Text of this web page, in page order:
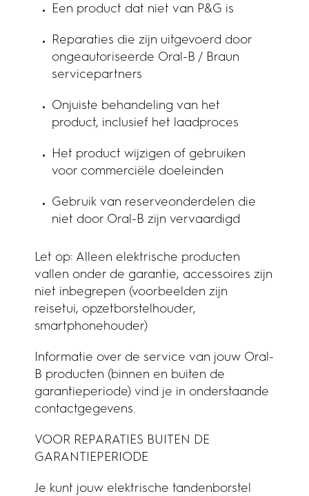
Een product dat niet van P&G is
Reparaties die zijn uitgevoerd door
ongeautoriseerde Oral-B / Braun
servicepartners
Onjuiste behandeling van het
product, inclusief het laadproces
Het product wijzigen of gebruiken
voor commerciële doeleinden
Gebruik van reserveonderdelen die
niet door Oral-B zijn vervaardigd
Let op: Alleen elektrische producten
vallen onder de garantie, accessoires zijn
niet inbegrepen (voorbeelden zijn
reisetui, opzetborstelhouder,
smartphonehouder)
Informatie over de service van jouw Oral-
B producten (binnen en buiten de
garantieperiode) vind je in onderstaande
contactgegevens.
VOOR REPARATIES BUITEN DE
GARANTIEPERIODE
Je kunt jouw elektrische tandenborstel